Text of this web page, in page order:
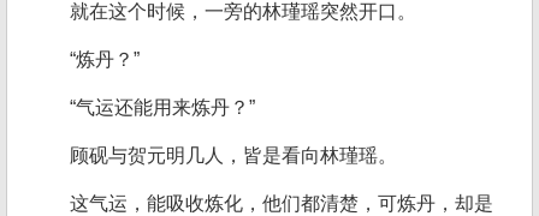
就在这个时候，一旁的林瑾瑶突然开口。
“炼丹？”
“气运还能用来炼丹？”
顾砚与贺元明几人，皆是看向林瑾瑶。
这气运，能吸收炼化，他们都清楚，可炼丹，却是